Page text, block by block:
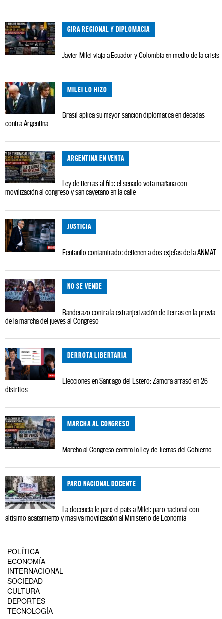
GIRA REGIONAL Y DIPLOMACIA
Javier Milei viaja a Ecuador y Colombia en medio de la crisis
MILEI LO HIZO
Brasil aplica su mayor sanción diplomática en décadas
contra Argentina
ARGENTINA EN VENTA
Ley de tierras al filo: el senado vota mañana con
movilización al congreso y san cayetano en la calle
JUSTICIA
Fentanilo contaminado: detienen a dos exjefas de la ANMAT
NO SE VENDE
Banderazo contra la extranjerización de tierras en la previa
de la marcha del jueves al Congreso
DERROTA LIBERTARIA
Elecciones en Santiago del Estero: Zamora arrasó en 26
distritos
MARCHA AL CONGRESO
Marcha al Congreso contra la Ley de Tierras del Gobierno
PARO NACIONAL DOCENTE
La docencia le paró el país a Milei: paro nacional con
altísimo acatamiento y masiva movilización al Ministerio de Economía
POLÍTICA
ECONOMÍA
INTERNACIONAL
SOCIEDAD
CULTURA
DEPORTES
TECNOLOGÍA